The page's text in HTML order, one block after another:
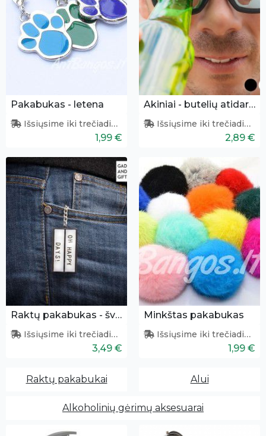
Pakabukas - letena
Išsiųsime iki trečiadienio
1,99 €
Akiniai - butelių atidarytuvas
Išsiųsime iki trečiadienio
2,89 €
Raktų pakabukas - šviesdežė
Išsiųsime iki trečiadienio
3,49 €
Minkštas pakabukas
Išsiųsime iki trečiadienio
1,99 €
Raktų pakabukai Alui
Alkoholinių gėrimų aksesuarai